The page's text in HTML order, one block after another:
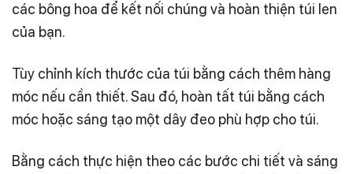
các bông hoa để kết nối chúng và hoàn thiện túi len
của bạn.
Tùy chỉnh kích thước của túi bằng cách thêm hàng
móc nếu cần thiết. Sau đó, hoàn tất túi bằng cách
móc hoặc sáng tạo một dây đeo phù hợp cho túi.
Bằng cách thực hiện theo các bước chi tiết và sáng